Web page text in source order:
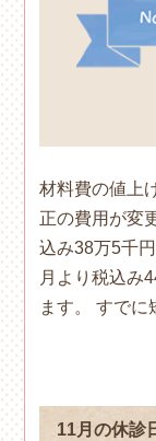
材料費の値上
正の費用が変
込み38万5千
月より税込み
ます。 すで
11月の休診